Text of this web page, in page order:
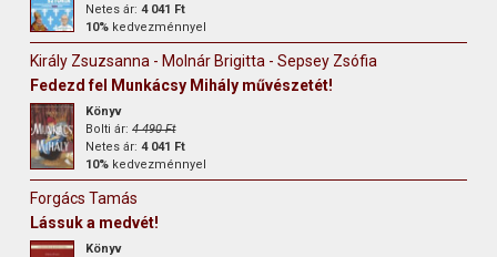
Netes ár:4 041 Ft
10% kedvezménnyel
Király Zsuzsanna - Molnár Brigitta - Sepsey Zsófia
Fedezd fel Munkácsy Mihály művészetét!
Könyv
Bolti ár:4 490 Ft
Netes ár:4 041 Ft
10% kedvezménnyel
Forgács Tamás
Lássuk a medvét!
Könyv